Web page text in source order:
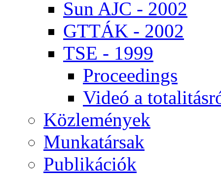
Sun AJC - 2002
GT­TÁK - 2002
TSE - 1999
Pro­ce­e­dings
Vi­deó a
Köz­le­mé­nyek
Mun­ka­tár­sak
Pub­li­ká­ci­ók